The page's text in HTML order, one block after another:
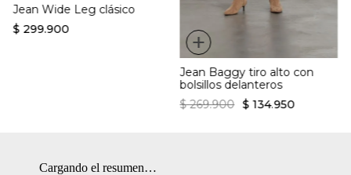
de 150 ºC.
Jean Wide Leg clásico
$ 299.900 +
Jean Baggy tiro alto con
bolsillos delanteros
$ 269.900 $ 134.950
Cargando el resumen…